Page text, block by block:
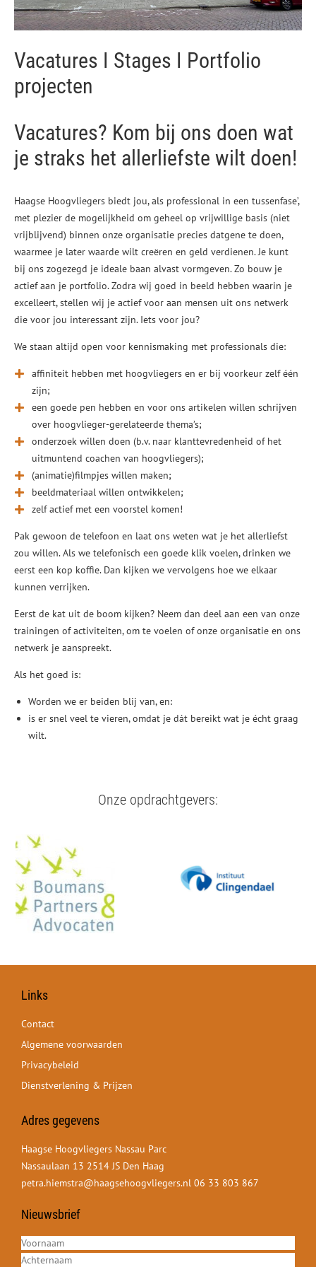
Vacatures I Stages I Portfolio
projecten
Vacatures? Kom bij ons doen wat
je straks het allerliefste wilt doen!
Haagse Hoogvliegers biedt jou, als professional in een tussenfase’,
met plezier de mogelijkheid om geheel op vrijwillige basis (niet
vrijblijvend) binnen onze organisatie precies datgene te doen,
waarmee je later waarde wilt creëren en geld verdienen. Je kunt
bij ons zogezegd je ideale baan alvast vormgeven. Zo bouw je
actief aan je portfolio. Zodra wij goed in beeld hebben waarin je
excelleert, stellen wij je actief voor aan mensen uit ons netwerk
die voor jou interessant zijn. Iets voor jou?
We staan altijd open voor kennismaking met professionals die:
affiniteit hebben met hoogvliegers en er bij voorkeur zelf één
zijn;
een goede pen hebben en voor ons artikelen willen schrijven
over hoogvlieger-gerelateerde thema’s;
onderzoek willen doen (b.v. naar klanttevredenheid of het
uitmuntend coachen van hoogvliegers);
(animatie)filmpjes willen maken;
beeldmateriaal willen ontwikkelen;
zelf actief met een voorstel komen!
Pak gewoon de telefoon en laat ons weten wat je het allerliefst
zou willen. Als we telefonisch een goede klik voelen, drinken we
eerst een kop koffie. Dan kijken we vervolgens hoe we elkaar
kunnen verrijken.
Eerst de kat uit de boom kijken? Neem dan deel aan een van onze
trainingen of activiteiten, om te voelen of onze organisatie en ons
netwerk je aanspreekt.
Als het goed is:
Worden we er beiden blij van, en:
is er snel veel te vieren, omdat je dát bereikt wat je écht graag
wilt.
Onze opdrachtgevers:
Links
Contact
Algemene voorwaarden
Privacybeleid
Dienstverlening & Prijzen
Adres gegevens
Haagse Hoogvliegers Nassau Parc
Nassaulaan 13 2514 JS Den Haag
petra.hiemstra@haagsehoogvliegers.nl 06 33 803 867
Nieuwsbrief